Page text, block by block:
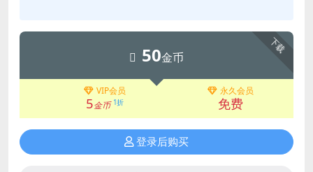
下载
50金币
VIP会员
5金币 1折
永久会员
免费
登录后购买